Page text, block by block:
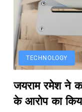
TECHNOLOGY
जयराम रमेश ने
के आरोप का